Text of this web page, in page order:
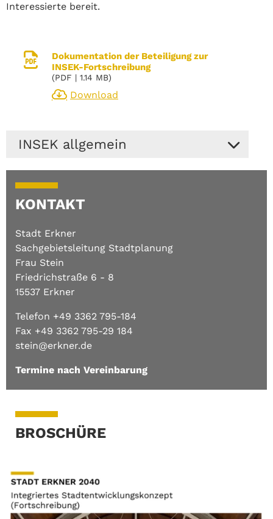
Interessierte bereit.
Dokumentation der Beteiligung zur
INSEK-Fortschreibung
(PDF | 1.14 MB)
Download
INSEK allgemein
kurz INSEK, ist ein informelles Instrument
der Stadtentwicklung. Das im Jahr 2006
einen dem abgestimmten und zielgerichteten
Handeln auf kommunaler Ebene.
Zum anderen gilt es als fundierte
Entscheidungsgrundlage für eine effiziente
von Maßnahmen der zukünftigen
Stadtentwicklung. Somit stellt das INSEK die
Gesamtstrategie für die Arbeit der Stadt in
KONTAKT
Stadt Erkner
Sachgebietsleitung Stadtplanung
Frau Stein
Friedrichstraße 6 - 8
15537 Erkner
Telefon +49 3362 795-184
Fax +49 3362 795-29 184
stein@erkner.de
Termine nach Vereinbarung
BROSCHÜRE